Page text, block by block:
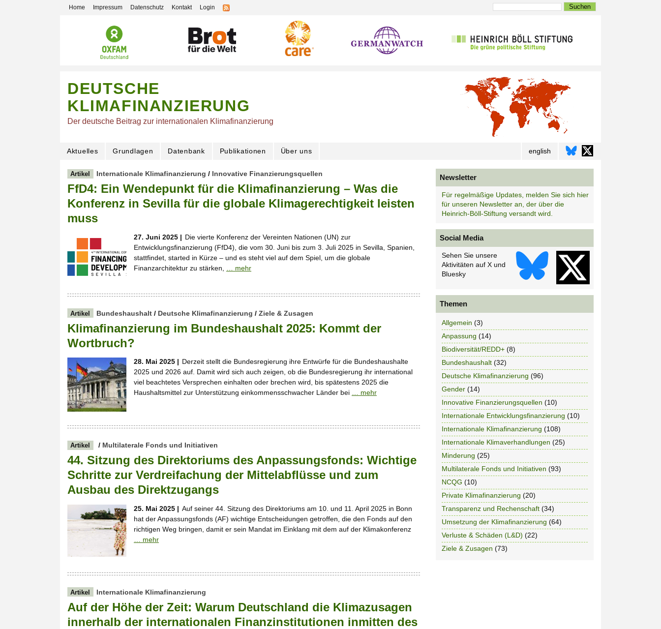
DEUTSCHE
KLIMAFINANZIERUNG
Der deutsche Beitrag zur internationalen Klimafinanzierung
Aktuelles Grundlagen Datenbank Publikationen Über uns english
Artikel Internationale Klimafinanzierung / Innovative Finanzierungsquellen
FfD4: Ein Wendepunkt für die Klimafinanzierung – Was die
Konferenz in Sevilla für die globale Klimagerechtigkeit leisten
muss
27. Juni 2025 | Die vierte Konferenz der Vereinten Nationen (UN) zur
Entwicklungsfinanzierung (FfD4), die vom 30. Juni bis zum 3. Juli 2025 in Sevilla, Spanien,
stattfindet, started in Kürze – und es steht viel auf dem Spiel, um die globale
Finanzarchitektur zu stärken,
… mehr
Artikel Bundeshaushalt/ Deutsche Klimafinanzierung / Ziele & Zusagen
Klimafinanzierung im Bundeshaushalt 2025: Kommt der
Wortbruch?
28. Mai 2025 | Derzeit stellt die Bundesregierung ihre Entwürfe für die Bundeshaushalte
2025 und 2026 auf. Damit wird sich auch zeigen, ob die Bundesregierung ihr international
viel beachtetes Versprechen einhalten oder brechen wird, bis spätestens 2025 die
Haushaltsmittel zur Unterstützung einkommensschwacher Länder bei … mehr
Artikel / Multilaterale Fonds und Initiativen
44. Sitzung des Direktoriums des Anpassungsfonds: Wichtige
Schritte zur Verdreifachung der Mittelabflüsse und zum
Ausbau des Direktzugangs
25. Mai 2025 | Auf seiner 44. Sitzung des Direktoriums am 10. und 11. April 2025 in Bonn
hat der Anpassungsfonds (AF) wichtige Entscheidungen getroffen, die den Fonds auf den
richtigen Weg bringen, damit er sein Mandat im Einklang mit dem auf der Klimakonferenz
… mehr
Artikel Internationale Klimafinanzierung
Auf der Höhe der Zeit: Warum Deutschland die Klimazusagen
innerhalb der internationalen Finanzinstitutionen inmitten des
Newsletter
Für regelmäßige Updates, melden Sie sich hier
für unseren Newsletter an, der über die
Heinrich-Böll-Stiftung versandt wird.
Social Media
Sehen Sie unsere
Aktivitäten auf X und
Bluesky
Themen
Allgemein (3)
Anpassung (14)
Biodiversität/REDD+(8)
Bundeshaushalt(32)
Deutsche Klimafinanzierung (96)
Gender(14)
Innovative Finanzierungsquellen (10)
Internationale Entwicklungsfinanzierung (10)
Internationale Klimafinanzierung (108)
Internationale Klimaverhandlungen (25)
Minderung (25)
Multilaterale Fonds und Initiativen (93)
NCQG (10)
Private Klimafinanzierung (20)
Transparenz und Rechenschaft(34)
Umsetzung der Klimafinanzierung (64)
Verluste & Schäden (L&D) (22)
Ziele & Zusagen (73)
Home Impressum Datenschutz Kontakt Login Suchen